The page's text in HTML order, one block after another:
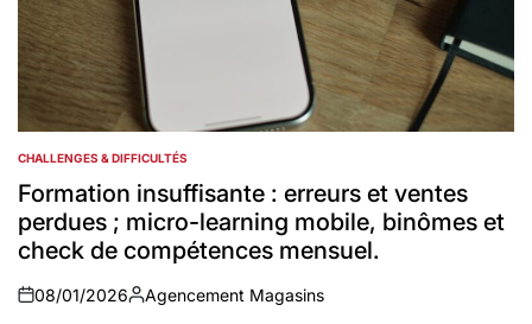
POSTED
IN
CHALLENGES & DIFFICULTÉS
Formation insuffisante : erreurs et ventes
perdues ; micro-learning mobile, binômes et
check de compétences mensuel.
on
08/01/2026
Auteur
Agencement Magasins